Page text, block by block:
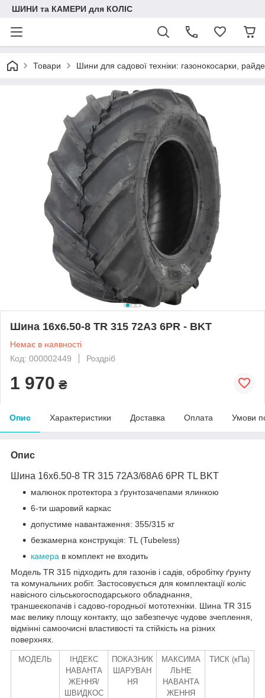
ШИНИ та КАМЕРИ для КОЛІС
Товари Шини для садової техніки: газонокосарки,
Шина 16x6.50-8 TR 315 72А3 6PR - BKT
Немає в наявності
Код: 000002449
Роздріб
1 970 ₴
Опис Характеристики Доставка Оплата Умови
Опис
Шина 16x6.50-8 TR 315 72А3/68A6 6PR TL BKT
малюнок протектора з ґрунтозачепами ялинкою
6-ти шаровий каркас
допустиме навантаження: 355/315 кг
безкамерна конструкція: TL (Tubeless)
камера в комплект не входить
Модель TR 315 підходить для газонів і садів, обробітку ґрунту
та комунальних робіт. Застосовується для комплектації коліс
навісного сільськогосподарського обладнання,
траншеєкопачів і садово-городньої мототехніки. Шина TR 315
має велику площу контакту, що забезпечує чудове зчеплення,
відмінні самоочисні властивості та стійкість на різних
поверхнях.
МОДЕЛЬ
ІНДЕКС
НАВАНТА
ЖЕННЯ/
ШВИДКОС
ПОКАЗНИК
ШАРУВАН
НЯ
МАКСИМА
ЛЬНЕ
НАВАНТА
ЖЕННЯ
ТИСК (кПа)